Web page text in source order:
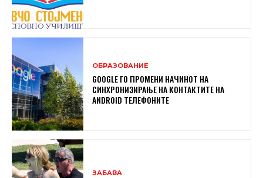
ОБРАЗОВАНИЕ
GOOGLE ГО ПРОМЕНИ НАЧИНОТ НА
СИНХРОНИЗИРАЊЕ НА КОНТАКТИТЕ НА
ANDROID ТЕЛЕФОНИТЕ
ЗАБАВА